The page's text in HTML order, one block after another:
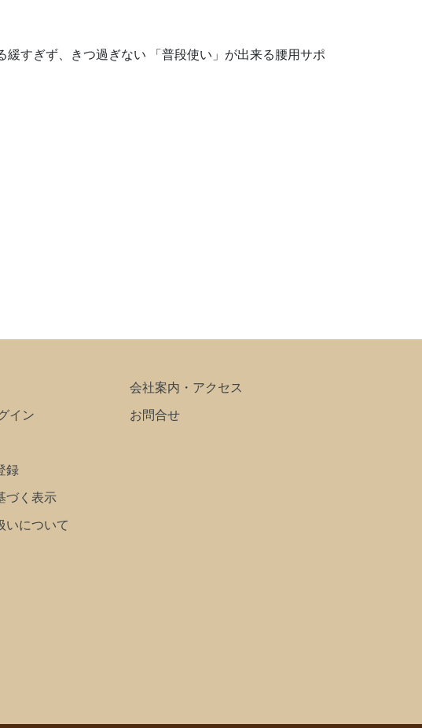
すぎず、きつ過ぎない 「普段使い」が出来る腰用サポ
イン
録
づく表示
いについて
会社案内・アクセス
お問合せ